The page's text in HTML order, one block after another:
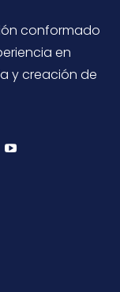
conformado
en
y creación de